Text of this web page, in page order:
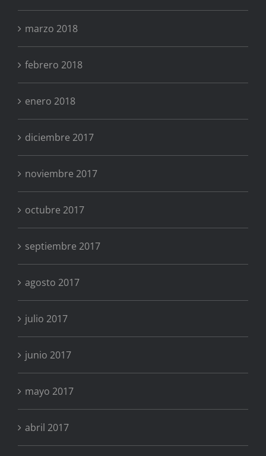
marzo 2018
febrero 2018
enero 2018
diciembre 2017
noviembre 2017
octubre 2017
septiembre 2017
agosto 2017
julio 2017
junio 2017
mayo 2017
abril 2017